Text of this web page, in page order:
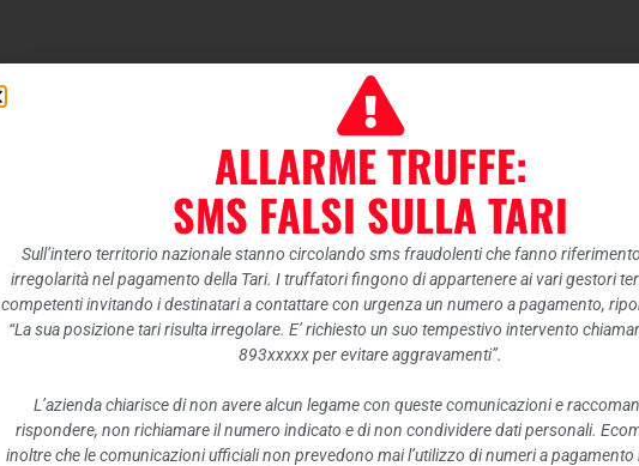
ALLARME TRUFFE:
SMS FALSI SULLA TARI
Sull’intero territorio nazionale stanno circolando sms fraudolenti che fanno
irregolarità nel pagamento della Tari. I truffatori fingono di appartenere ai vari gestori
competenti invitando i destinatari a contattare con urgenza un numero a pagamento,
“La sua posizione tari risulta irregolare. E’ richiesto un suo tempestivo intervento
893xxxxx per evitare aggravamenti”.
L’azienda chiarisce di non avere alcun legame con queste comunicazioni e
rispondere, non richiamare il numero indicato e di non condividere dati personali.
inoltre che le comunicazioni ufficiali non prevedono mai l’utilizzo di numeri a pagamento